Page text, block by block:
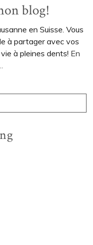
blog!
en Suisse. Vous
à partager avec vos
à pleines dents! En